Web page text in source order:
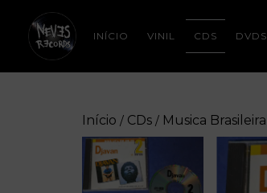
INÍCIO VINIL CDS DVDS
Início / CDs / Musica Brasileira